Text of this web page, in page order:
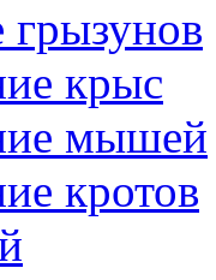
крыс
мышей
кротов